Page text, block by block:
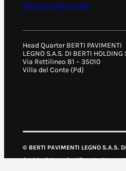
Rimani aggiornato
Head Quarter BERTI PAVIMENTI
LEGNO S.A.S. DI BERTI HOLDING
Via Rettilineo 81 – 35010
Villa del Conte (Pd)
© BERTI PAVIMENTI LEGNO S.A.S.
CookiesPrivacyCertificazioni